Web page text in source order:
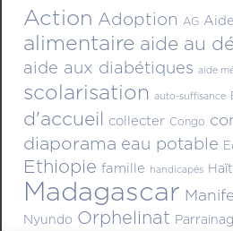
Action Adoption AG Aide
alimentaire aide au
aide aux diabétiques aide
scolarisation auto-suffisance
d'accueil collecter Congo
diaporama eau potable
Ethiopie famille handicapés
Madagascar
Nyundo Orphelinat